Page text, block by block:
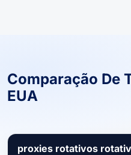
Comparação De
EUA
proxies rotativos